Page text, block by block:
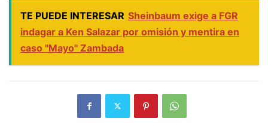
TE PUEDE INTERESAR Sheinbaum exige a FGR
indagar a Ken Salazar por omisión y mentira en
caso "Mayo" Zambada